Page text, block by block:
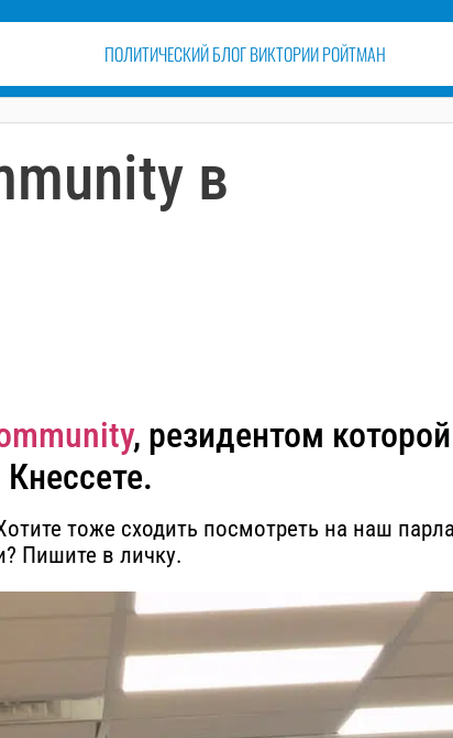
ПОЛИТИЧЕСКИЙ БЛОГ ВИКТОРИИ РОЙТМАН
в
, резидентом
тоже сходить посмотреть на наш
Пишите в личку.